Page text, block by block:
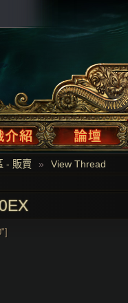
- 販賣 » View Thread